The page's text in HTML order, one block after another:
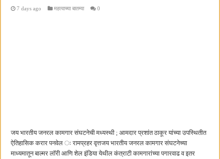
7 days ago महत्वाच्या बातम्या 0
जय भारतीय जनरल कामगार संघटनेची मध्यस्थी ; आमदार प्रशांत ठाकूर यांच्या उपस्थितीत
ऐतिहासिक करार पनवेल ः रामप्रहर वृत्तजय भारतीय जनरल कामगार संघटनेच्या
माध्यमातून बाल्मर लॉरी आणि शेल इंडिया येथील कंत्राटी कामगारांच्या पगारवाढ व इतर